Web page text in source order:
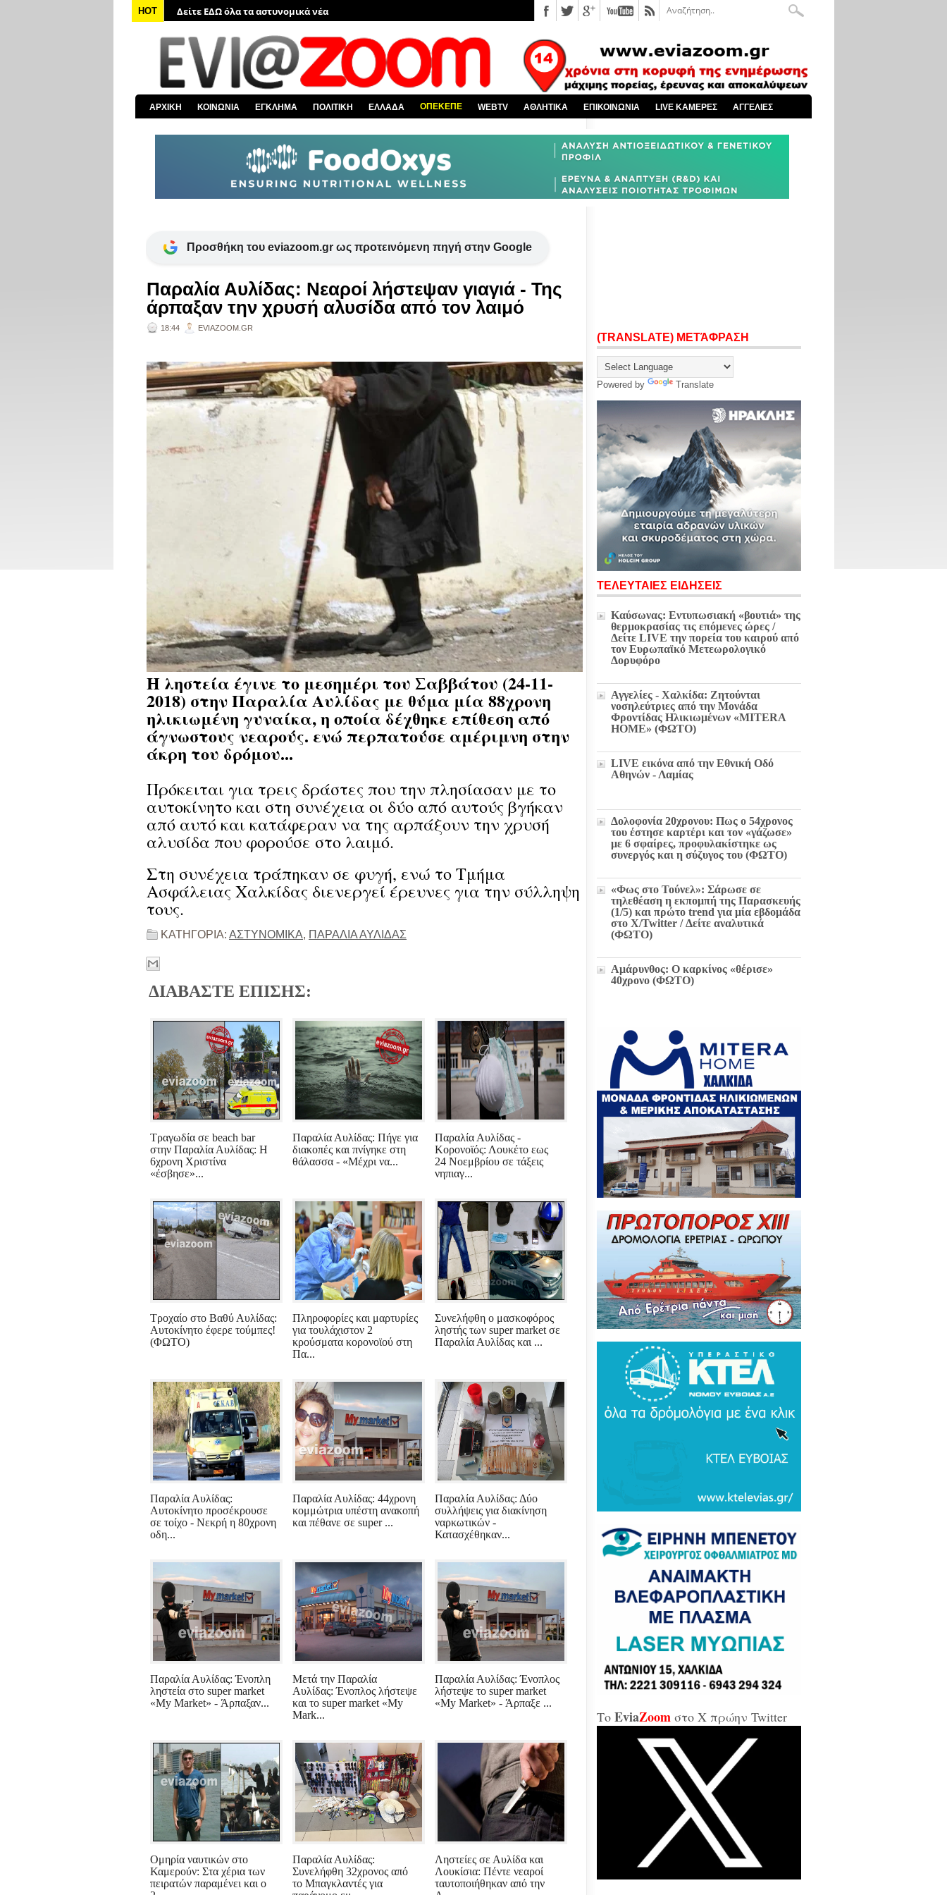
HOT
Δείτε ΕΔΩ όλα τα αστυνομικά νέα
Δείτε ΕΔΩ όλα τα νέα από τον κόσμο
Δείτε ΕΔΩ όλα τα νέα για την Χαλκίδα και όλη την Εύβοια
Δείτε ΕΔΩ όλες τις ειδήσεις από την Ελλάδα
Δείτε ΕΔΩ όλα τα πολιτικά νέα
Δείτε ΕΔΩ τις αποκαλύψεις του EviaZoom.gr
ΑΡΧΙΚΗ ΚΟΙΝΩΝΙΑ ΕΓΚΛΗΜΑ ΠΟΛΙΤΙΚΗ ΕΛΛΑΔΑ ΟΠΕΚΕΠΕ WEBTV ΑΘΛΗΤΙΚΑ ΕΠΙΚΟΙΝΩΝΙΑ LIVE ΚΑΜΕΡΕΣ ΑΓΓΕΛΙΕΣ
Προσθήκη του eviazoom.gr ως προτεινόμενη πηγή στην Google
Παραλία Αυλίδας: Νεαροί λήστεψαν γιαγιά - Της
άρπαξαν την χρυσή αλυσίδα από τον λαιμό
18:44 EVIAZOOM.GR
Η ληστεία έγινε το μεσημέρι του Σαββάτου (24-11-
2018) στην Παραλία Αυλίδας με θύμα μία 88χρονη
ηλικιωμένη γυναίκα, η οποία δέχθηκε επίθεση από
άγνωστους νεαρούς. ενώ περπατούσε αμέριμνη στην
άκρη του δρόμου...
Πρόκειται για τρεις δράστες που την πλησίασαν με το
αυτοκίνητο και στη συνέχεια οι δύο από αυτούς βγήκαν
από αυτό και κατάφεραν να της αρπάξουν την χρυσή
αλυσίδα που φορούσε στο λαιμό.
Στη συνέχεια τράπηκαν σε φυγή, ενώ το Τμήμα
Ασφάλειας Χαλκίδας διενεργεί έρευνες για την σύλληψη
τους.
ΚΑΤΗΓΟΡΙΑ: ΑΣΤΥΝΟΜΙΚΑ, ΠΑΡΑΛΙΑ ΑΥΛΙΔΑΣ
ΔΙΑΒΑΣΤΕ ΕΠΙΣΗΣ:
Τραγωδία σε beach bar
στην Παραλία Αυλίδας: Η
6χρονη Χριστίνα
«έσβησε»...
Παραλία Αυλίδας: Πήγε για
διακοπές και πνίγηκε στη
θάλασσα - «Μέχρι να...
Παραλία Αυλίδας -
Κορονοϊός: Λουκέτο εως
24 Νοεμβρίου σε τάξεις
νηπιαγ...
Τροχαίο στο Βαθύ Αυλίδας:
Αυτοκίνητο έφερε τούμπες!
(ΦΩΤΟ)
Πληροφορίες και μαρτυρίες
για τουλάχιστον 2
κρούσματα κορονοϊού στη
Πα...
Συνελήφθη ο μασκοφόρος
ληστής των super market σε
Παραλία Αυλίδας και ...
Παραλία Αυλίδας:
Αυτοκίνητο προσέκρουσε
σε τοίχο - Νεκρή η 80χρονη
οδη...
Παραλία Αυλίδας: 44χρονη
κομμώτρια υπέστη ανακοπή
και πέθανε σε super ...
Παραλία Αυλίδας: Δύο
συλλήψεις για διακίνηση
ναρκωτικών -
Κατασχέθηκαν...
Παραλία Αυλίδας: Ένοπλη
ληστεία στο super market
«My Market» - Άρπαξαν...
Μετά την Παραλία
Αυλίδας: Ένοπλος λήστεψε
και το super market «My
Mark...
Παραλία Αυλίδας: Ένοπλος
λήστεψε το super market
«My Market» - Άρπαξε ...
Ομηρία ναυτικών στο
Καμερούν: Στα χέρια των
πειρατών παραμένει και ο
Παραλία Αυλίδας:
Συνελήφθη 32χρονος από
το Μπαγκλαντές για
Ληστείες σε Αυλίδα και
Λουκίσια: Πέντε νεαροί
ταυτοποιήθηκαν από την
(TRANSLATE) ΜΕΤΆΦΡΑΣΗ
Powered by Translate
ΤΕΛΕΥΤΑΙΕΣ ΕΙΔΗΣΕΙΣ
Καύσωνας: Εντυπωσιακή «βουτιά» της
θερμοκρασίας τις επόμενες ώρες /
Δείτε LIVE την πορεία του καιρού από
τον Ευρωπαϊκό Μετεωρολογικό
Δορυφόρο
Αγγελίες - Χαλκίδα: Ζητούνται
νοσηλεύτριες από την Μονάδα
Φροντίδας Ηλικιωμένων «MITERA
HOME» (ΦΩΤΟ)
LIVE εικόνα από την Εθνική Οδό
Αθηνών - Λαμίας
Δολοφονία 20χρονου: Πως ο 54χρονος
του έστησε καρτέρι και τον «γάζωσε»
με 6 σφαίρες, προφυλακίστηκε ως
συνεργός και η σύζυγος του (ΦΩΤΟ)
«Φως στο Τούνελ»: Σάρωσε σε
τηλεθέαση η εκπομπή της Παρασκευής
(1/5) και πρώτο trend για μία εβδομάδα
στο X/Twitter / Δείτε αναλυτικά
(ΦΩΤΟ)
Αμάρυνθος: Ο καρκίνος «θέρισε»
40χρονο (ΦΩΤΟ)
παρελθόν και μέλλον / Αποκλειστικά
στο EviaZoom.gr: Η ένορκη κατάθεση
πρώην Εισαγγελέα Χαλκίδας:
«Διεφθαρμένοι στη Χαλκίδα όλοι οι
διοικούντες δημόσιοι λειτουργοί...»
(ΕΓΓΡΑΦΑ)
Μετά την Χαλκίδα έμεινε χωρίς νερό
και το Βασιλικό λόγω ξανά νέας
έκτακτης βλάβης...
Ζωή Κωνσταντοπούλου για σκάνδαλο
υποκλοπών: «Να κληθεί ο Εισαγγελέας
του Αρείου Πάγου Κ. Τζαβέλλας στην
Επιτροπή Θεσμών και Διαφάνειας της
Βουλής»
Τουρκικά ΜΜΕ: Συναγερμός και
τρόμος σε Ελλάδα και Ισραήλ για τον
νέο Τουρκικό υπερσύχρονο βαλιστικό
πύραυλο με βεληνεκές 6.000 χιλιομέτρα
(ΦΩΤΟ & ΒΙΝΤΕΟ)
Βάκα Gate: Την περίμεναν στη
συνεδρίαση λογοδοσίας και αυτή
μοίραζε μετάλλια και έβλεπε τον
Παναθηναϊκό στο μπάσκετ / Τα άδεια
έδρανα της ξεφτίλας! (ΦΩΤΟ)
μπανανία του Μητσοτάκη, στο
κράτος δικαίου ο Εισαγγελέας του
Αρείου Πάγου θα έπρεπε να τιμωρηθεί
παραδειγματικά...»
«Δώσε και σε εμένα μπάρμπα...»
Χαλκίδα: Άρον άρον την κοπάνησε η
Διοικήτρια της ΔΥΠΑ από το
«αμαρτωλό» Επιμελητήριο Εύβοιας /
«Ήταν προσβλητική, ειρωνική και
απαξιωτική προς τους εργαζόμενους...»
Μύδροι της αντιπολίτευσης για τις νέες
Τζαβέλλας αθώωσε και τον εαυτό του,
καταπάτησε βάναυσα το ήδη
κακοποιημένο κράτος δικαίου με μία
πραξικοματική διάταξη, θα κληθούν
για να λογοδοτήσουν και πρωτίστως ο
διευθύνων και αυτού του εγκλήματος
κ.Μητσοτάκης...»
Χαλκίδα: Δείτε ζωντανά την κίνηση
στη Παλαιά Γέφυρα (LIVE ΕΙΚΟΝΑ)
Το EviaZoom στο X πρώην Twitter